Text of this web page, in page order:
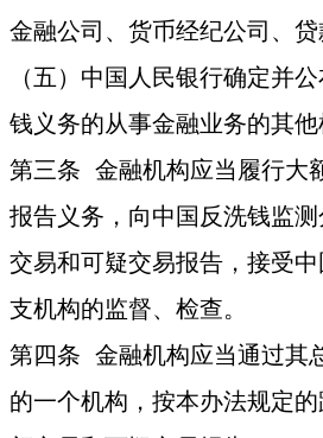
金融公司、货币经纪公司、贷
（五）中国人民银行确定并
钱义务的从事金融业务的其他
第三条 金融机构应当履行大
报告义务，向中国反洗钱监
交易和可疑交易报告，接受
支机构的监督、检查。
第四条 金融机构应当通过其
的一个机构，按本办法规定